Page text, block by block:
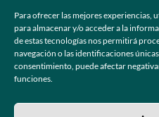
Para ofrecer las mejores experiencias,
para almacenar y/o acceder a la
de estas tecnologías nos permitirá
navegación o las identificaciones
consentimiento, puede afectar
funciones.
 +52 55 6173 7725
 hola@grupo-
© 2025 Grupo OMK – Todos los